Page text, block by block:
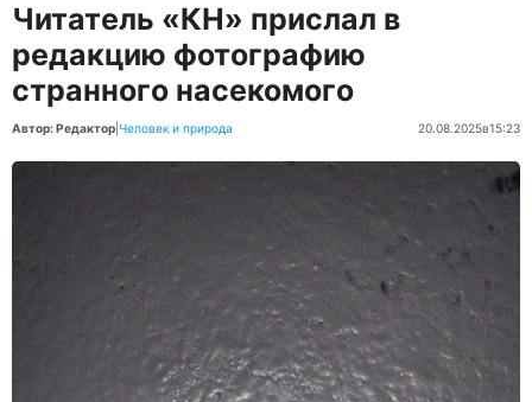
Читатель «КН» прислал в
редакцию фотографию
странного насекомого
Автор: Редактор Человек и природа 20.08.2025в15:23